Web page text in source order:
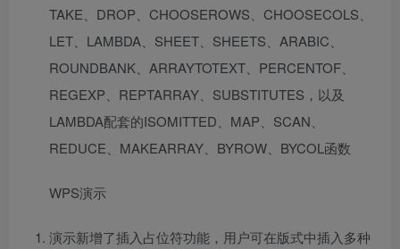
TAKE、DROP、CHOOSEROWS、CHOOSECOLS、
LET、LAMBDA、SHEET、SHEETS、ARABIC、
ROUNDBANK、ARRAYTOTEXT、PERCENTOF、
REGEXP、REPTARRAY、SUBSTITUTES，以及
LAMBDA配套的ISOMITTED、MAP、SCAN、
REDUCE、MAKEARRAY、BYROW、BYCOL函数
WPS演示
演示新增了插入占位符功能，用户可在版式中插入多种